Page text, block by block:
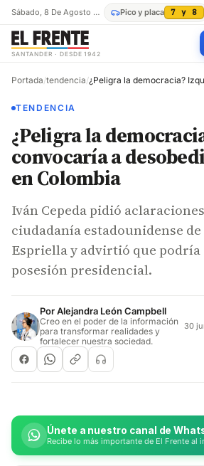
Sábado, 8 De Agosto De 2026 Pico y placa 7 y 8
SANTANDER · DESDE 1942
Portada/tendencia/
TENDENCIA
¿Peligra la
convocaría a
en Colombia
Iván Cepeda pidió
ciudadanía estadounidense
Espriella y advirtió que podría
posesión presidencial.
PorAlejandra León Campbell
Creo en el poder de la información
para transformar realidades y
fortalecer nuestra sociedad.
30
Únete a nuestro canal de
Recibe lo más importante de El Frente al